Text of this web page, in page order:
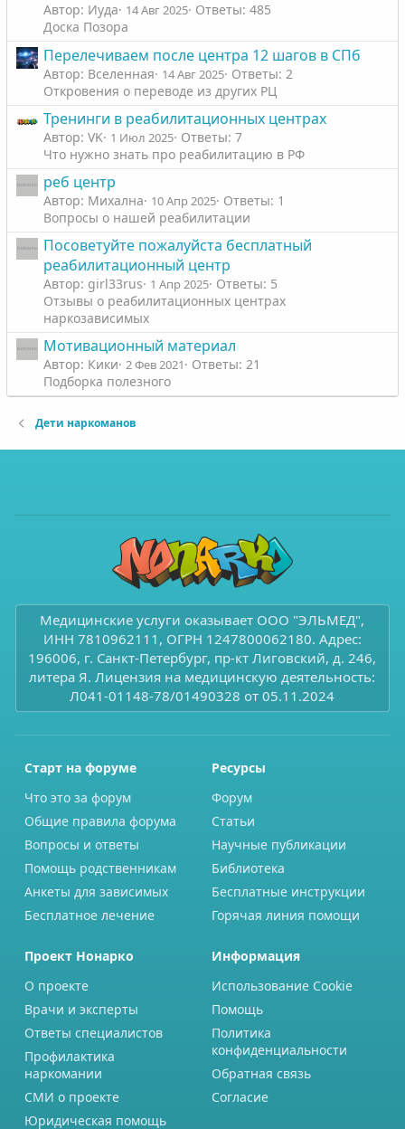
Автор: Иуда 14 Авг 2025 Ответы: 485
Доска Позора
Перелечиваем после центра 12 шагов в СПб
Автор: Вселенная 14 Авг 2025 Ответы: 2
Откровения о переводе из других РЦ
Тренинги в реабилитационных центрах
Автор: VK 1 Июл 2025 Ответы: 7
Что нужно знать про реабилитацию в РФ
реб центр
Автор: Михална 10 Апр 2025 Ответы: 1
Вопросы о нашей реабилитации
Посоветуйте пожалуйста бесплатный
реабилитационный центр
Автор: girl33rus 1 Апр 2025 Ответы: 5
Отзывы о реабилитационных центрах
наркозависимых
Мотивационный материал
Автор: Кики 2 Фев 2021
Ответы: 21
Подборка полезного
Дети наркоманов
Медицинские услуги оказывает ООО "ЭЛЬМЕД",
ИНН 7810962111, ОГРН 1247800062180. Адрес:
196006, г. Санкт-Петербург, пр-кт Лиговский, д. 246,
литера Я. Лицензия на медицинскую деятельность:
Л041-01148-78/01490328 от 05.11.2024
Старт на форуме
Что это за форум
Общие правила форума
Вопросы и ответы
Помощь родственникам
Анкеты для зависимых
Бесплатное лечение
Ресурсы
Форум
Статьи
Научные публикации
Библиотека
Бесплатные инструкции
Горячая линия помощи
Проект Нонарко
О проекте
Врачи и эксперты
Ответы специалистов
Профилактика
наркомании
СМИ о проекте
Юридическая помощь
Информация
Использование Cookie
Помощь
Политика
конфиденциальности
Обратная связь
Согласие